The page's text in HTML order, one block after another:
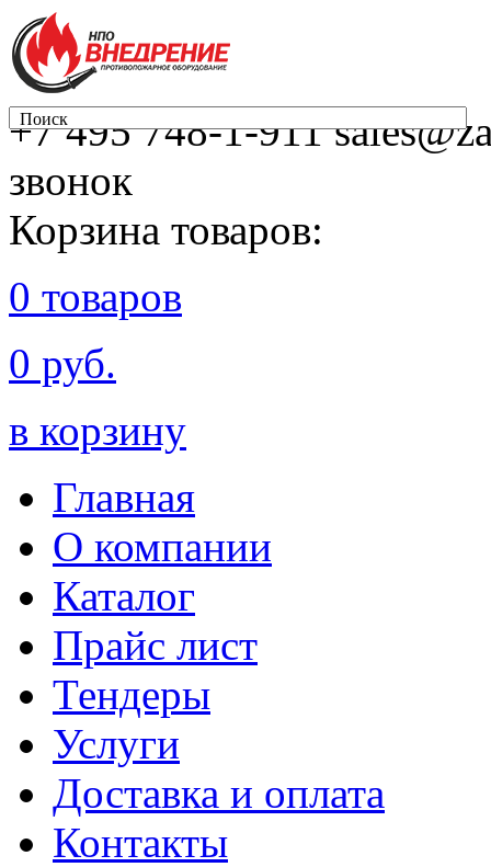
Поиск
+7 495 748-1-911
звонок
Корзина товаров:
0 товаров
0 руб.
в корзину
Главная
О компании
Каталог
Прайс лист
Тендеры
Услуги
Доставка и оплата
Контакты